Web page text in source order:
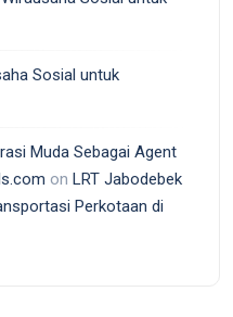
Sosial untuk
Muda Sebagai Agent
on LRT Jabodebek
Perkotaan di